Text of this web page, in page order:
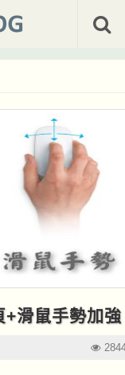
滑鼠手勢加強